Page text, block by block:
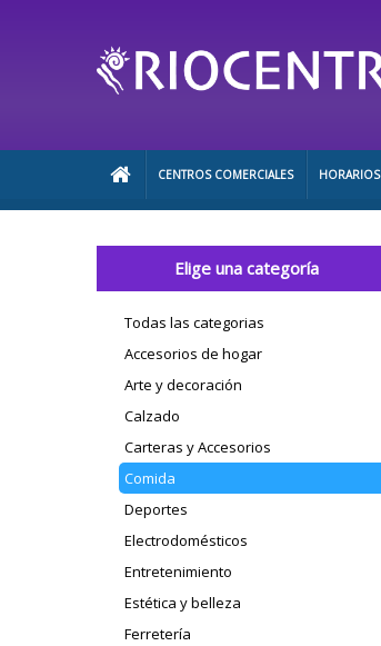
CENTROS COMERCIALES HORARIOS
Elige una categoría
Todas las categorias
Accesorios de hogar
Arte y decoración
Calzado
Carteras y Accesorios
Comida
Deportes
Electrodomésticos
Entretenimiento
Estética y belleza
Ferretería